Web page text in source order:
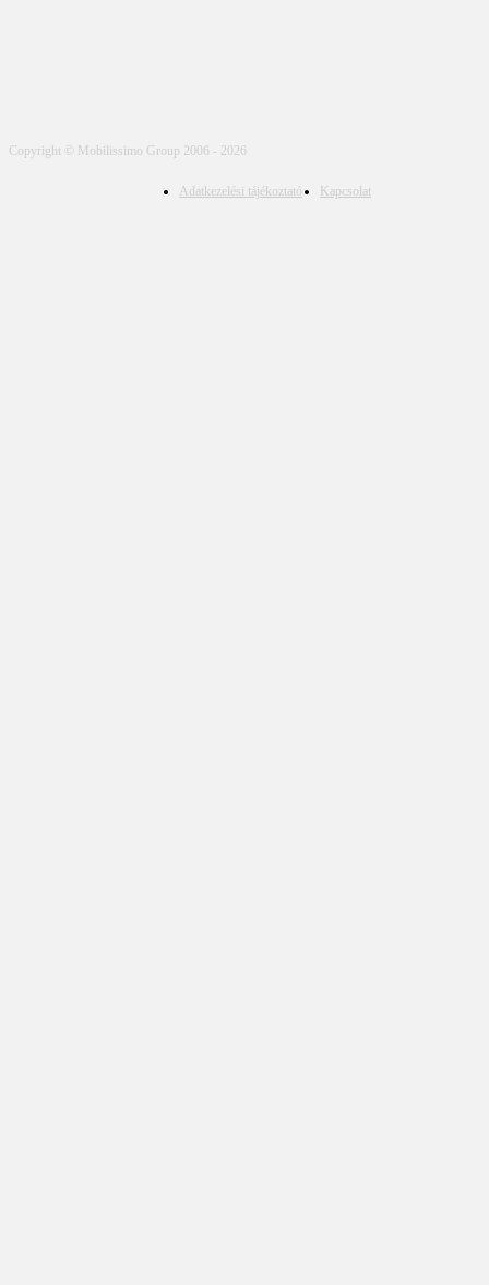
Copyright © Mobilissimo Group 2006 - 2026
Adatkezelési tájékoztató Kapcsolat